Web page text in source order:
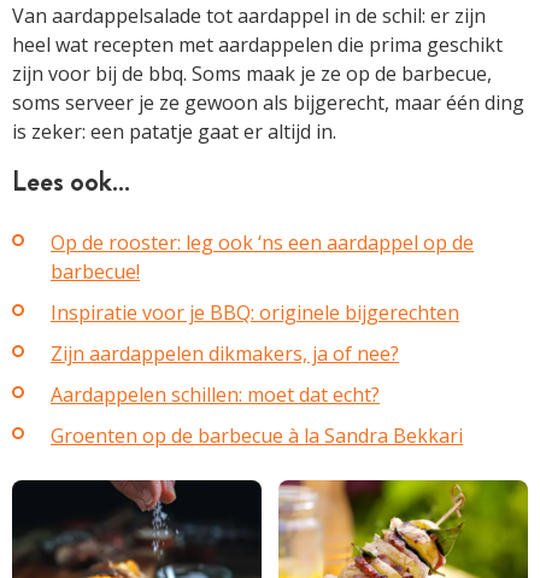
Van aardappelsalade tot aardappel in de schil: er zijn
heel wat recepten met aardappelen die prima geschikt
zijn voor bij de bbq. Soms maak je ze op de barbecue,
soms serveer je ze gewoon als bijgerecht, maar één ding
is zeker: een patatje gaat er altijd in.
Lees ook…
Op de rooster: leg ook ‘ns een aardappel op de
barbecue!
Inspiratie voor je BBQ: originele bijgerechten
Zijn aardappelen dikmakers, ja of nee?
Aardappelen schillen: moet dat echt?
Groenten op de barbecue à la Sandra Bekkari